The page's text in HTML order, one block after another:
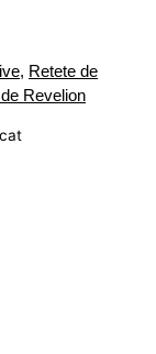
, Retete de
Revelion